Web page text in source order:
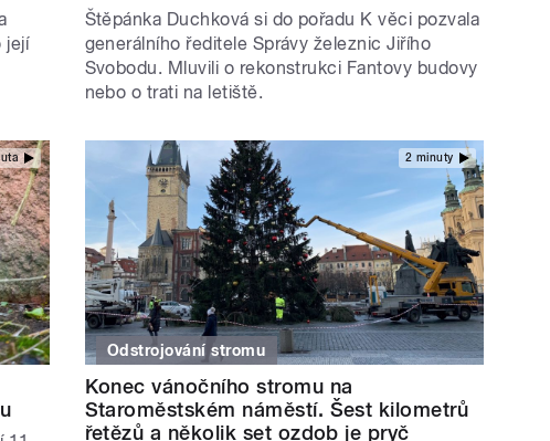
její
Štěpánka Duchková si do pořadu K věci pozvala
generálního ředitele Správy železnic Jiřího
Svobodu. Mluvili o rekonstrukci Fantovy budovy
nebo o trati na letiště.
2 minuty
Odstrojování stromu
Konec vánočního stromu na
Staroměstském náměstí. Šest kilometrů
řetězů a několik set ozdob je pryč